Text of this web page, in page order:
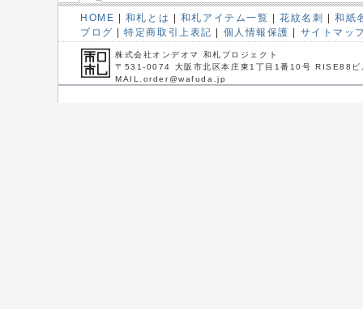
HOME 和札とは 和札アイテム一覧 花紋名刺
和紙
ブログ
特定商取引上表記 個人情報保護 サイトマッ
株式会社オンデオマ 和札プロジェクト
〒531-0074 大阪市北区本庄東1丁目1番10号 RISE88ビ
MAIL.order@wafuda.jp